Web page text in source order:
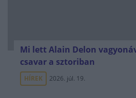
Mi lett Alain Delon
csavar a sztoriban
HÍREK 2026. júl. 19.